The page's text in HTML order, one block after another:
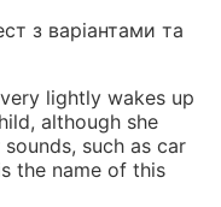
з варіантами та
lightly wakes up
although she
such as car
the name of this